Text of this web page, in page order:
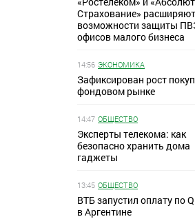
Страхование» расширяют
возможности защиты
офисов малого бизнеса
14:56 ЭКОНОМИКА
Зафиксирован рост
фондовом рынке
14:47 ОБЩЕСТВО
Эксперты телекома: как
безопасно хранить дома
гаджеты
13:45 ОБЩЕСТВО
ВТБ запустил оплату по
в Аргентине